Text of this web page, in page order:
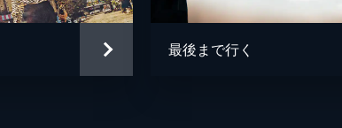
最後まで行く